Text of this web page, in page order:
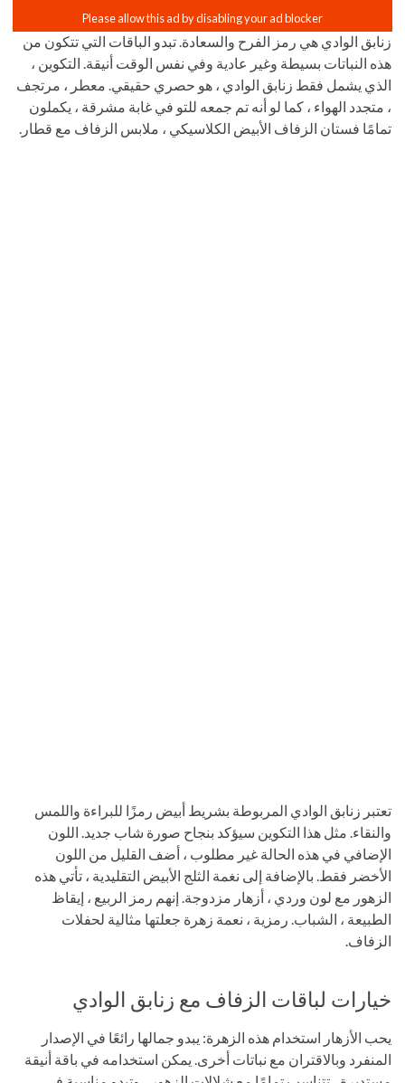
زنابق الوادي هي رمز الفرح والسعادة. تبدو الباقات التي تتكون من
هذه النباتات بسيطة وغير عادية وفي نفس الوقت أنيقة. التكوين ،
الذي يشمل فقط زنابق الوادي ، هو حصري حقيقي. معطر ، مرتجف
، متجدد الهواء ، كما لو أنه تم جمعه للتو في غابة مشرقة ، يكملون
تمامًا فستان الزفاف الأبيض الكلاسيكي ، ملابس الزفاف مع قطار.
تعتبر زنابق الوادي المربوطة بشريط أبيض رمزًا للبراءة واللمس
والنقاء. مثل هذا التكوين سيؤكد بنجاح صورة شاب جديد. اللون
الإضافي في هذه الحالة غير مطلوب ، أضف القليل من اللون
الأخضر فقط. بالإضافة إلى نغمة الثلج الأبيض التقليدية ، تأتي هذه
الزهور مع لون وردي ، أزهار مزدوجة. إنهم رمز الربيع ، إيقاظ
الطبيعة ، الشباب. رمزية ، نعمة زهرة جعلتها مثالية لحفلات
الزفاف.
خيارات لباقات الزفاف مع زنابق الوادي
يحب الأزهار استخدام هذه الزهرة: يبدو جمالها رائعًا في الإصدار
المنفرد وبالاقتران مع نباتات أخرى. يمكن استخدامه في باقة أنيقة